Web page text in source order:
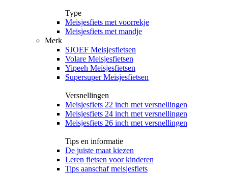
Type
Meisjesfiets met voorrekje
Meisjesfiets met mandje
Merk
SJOEF Meisjesfietsen
Volare Meisjesfietsen
Yipeeh Meisjesfietsen
Supersuper Meisjesfietsen
Versnellingen
Meisjesfiets 22 inch met versnellingen
Meisjesfiets 24 inch met versnellingen
Meisjesfiets 26 inch met versnellingen
Tips en informatie
De juiste maat kiezen
Leren fietsen voor kinderen
Tips aanschaf meisjesfiets